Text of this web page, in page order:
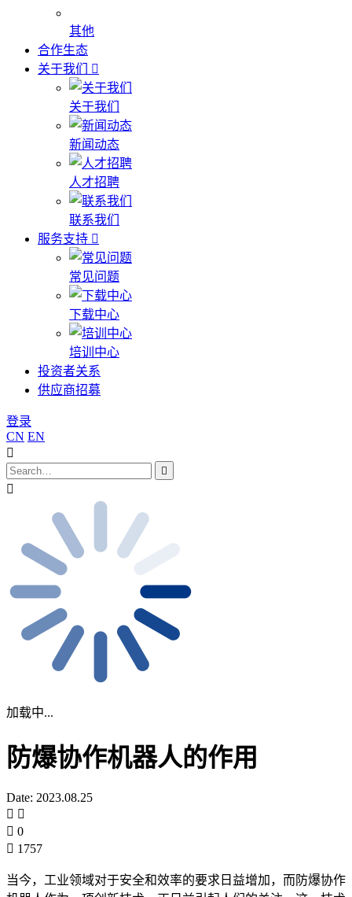
其他
合作生态
关于我们
关于我们
新闻动态
人才招聘
联系我们
服务支持
常见问题
下载中心
培训中心
投资者关系
供应商招募
登录
CN EN
加载中...
防爆协作机器人的作用
Date: 2023.08.25
0
1757
当今，工业领域对于安全和效率的要求日益增加，而防爆协作